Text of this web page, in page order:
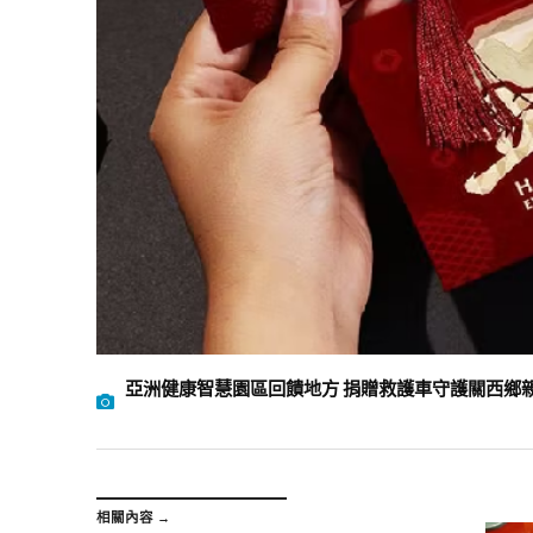
亞洲健康智慧園區回饋地方 捐贈救護車守護關西鄉
相關內容 →